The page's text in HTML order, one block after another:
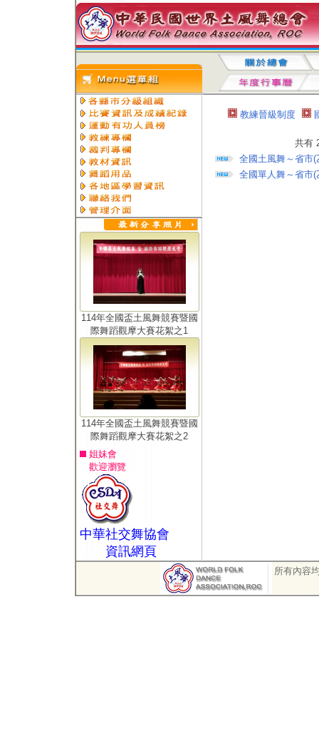
114年全國盃土風舞競賽暨國
際舞蹈觀摩大賽花絮之1
114年全國盃土風舞競賽暨國
際舞蹈觀摩大賽花絮之2
姐妹會
歡迎瀏覽
中華社交舞協會
資訊網頁
教練晉級制度
共有
全國土風舞～省市
全國單人舞～省市
所有內容